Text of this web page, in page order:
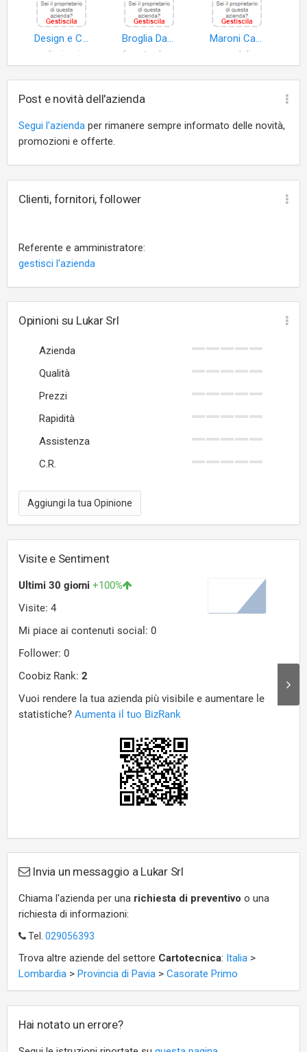
Design e Composizione di Pascuzzi Mario
Broglia Damiano
Maroni Casa di Maroni Enrico
mobili
Post e novità dell'azienda
Segui l'azienda per rimanere sempre informato delle novità,
promozioni e offerte.
Clienti, fornitori, follower
Referente e amministratore:
gestisci l'azienda
Opinioni su Lukar Srl
Azienda
Qualità
Prezzi
Rapidità
Assistenza
C.R.
Aggiungi la tua Opinione
Visite e Sentiment
Invia un messaggio a Lukar Srl
Chiama l'azienda per una richiesta di preventivo o una
richiesta di informazioni:
Tel. 029056393
Trova altre aziende del settore Cartotecnica: Italia >
Lombardia > Provincia di Pavia > Casorate Primo
Hai notato un errore?